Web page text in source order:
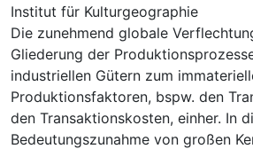
Institut für Kulturgeographie
Die zunehmend globale
Gliederung der
industriellen Gütern zum
Produktionsfaktoren, bspw. den
den Transaktionskosten, einher. In
Bedeutungszunahme von großen